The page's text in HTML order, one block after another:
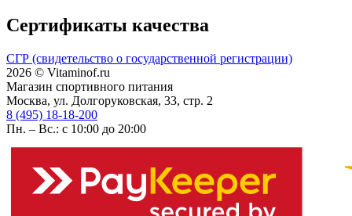
Сертификаты качества
СГР (свидетельство о государственной регистрации)
2026 © Vitaminof.ru
Магазин спортивного питания
Москва, ул. Долгоруковская, 33, стр. 2
8 (495) 18-18-200
Пн. – Вс.: с 10:00 до 20:00